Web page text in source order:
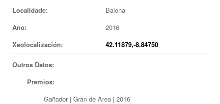
Localidade:
Baiona
Ano:
2016
Xeolocalización:
42.11879,-8.84750
Outros Datos:
Premios:
Gañador | Gran de Area | 2016